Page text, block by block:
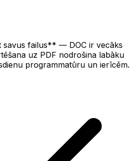
failus** — DOC ir vecāks
uz PDF nodrošina labāku
programmatūru un ierīcēm.